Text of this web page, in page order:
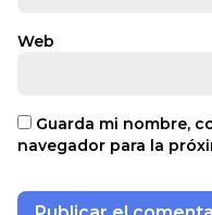
Web
Guarda mi nombre,
navegador para la